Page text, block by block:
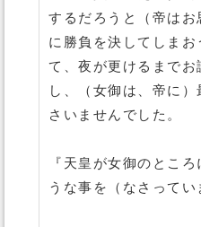
するだろうと（帝はお
に勝負を決してしま
て、夜が更けるまで
し、（女御は、帝に
さいませんでした。
『天皇が女御のとこ
うな事を（なさってい